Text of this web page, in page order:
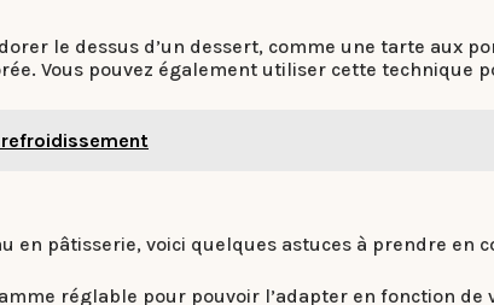
le dessus d’un dessert, comme une tarte aux
Vous pouvez également utiliser cette technique
refroidissement
en pâtisserie, voici quelques astuces à prendre en
réglable pour pouvoir l’adapter en fonction de